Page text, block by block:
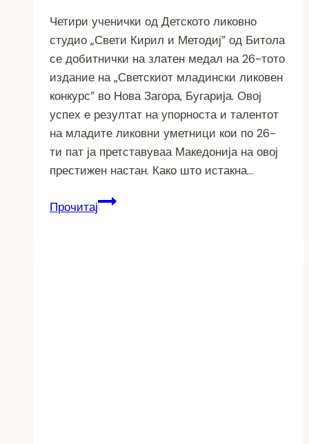
Четири ученички од Детското ликовно
студио „Свети Кирил и Методиј” од Битола
се добитнички на златен медал на 26-тото
издание на „Светскиот младински ликовен
конкурс” во Нова Загора, Бугарија. Овој
успех е резултат на упорноста и талентот
на младите ликовни уметници кои по 26-
ти пат ја претставуваа Македонија на овој
престижен настан. Како што истакна…
ПрочитајЧетири